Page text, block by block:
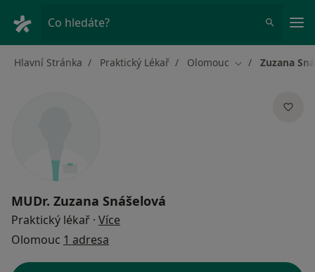
Co hledáte?
Hlavní Stránka Praktický Lékař Olomouc Změna města
Zuzana
MUDr. Zuzana Snášelová
Praktický lékař · Více
Olomouc 1 adresa